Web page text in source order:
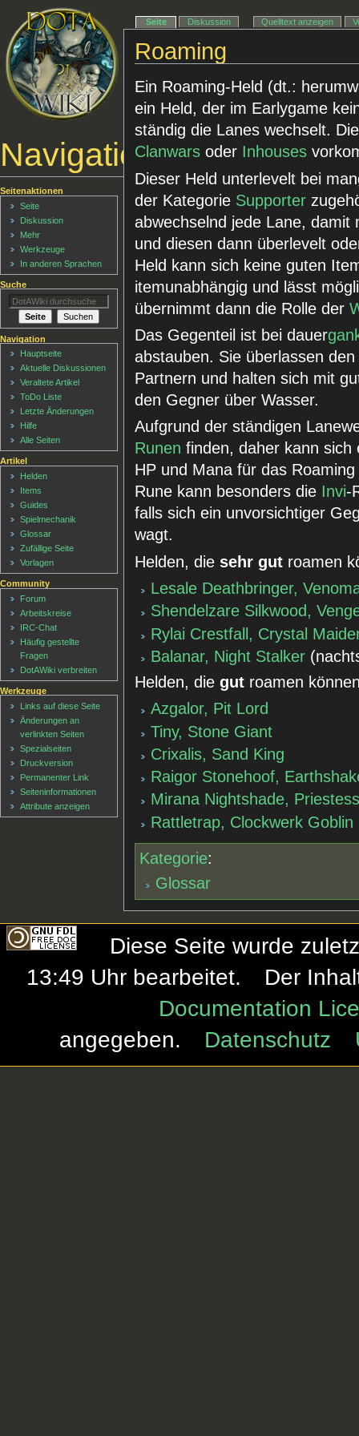
Roaming
Ein Roaming-Held (dt.:
ein Held, der im Earlygame
ständig die Lanes wechselt.
Clanwars oder Inhouses
Dieser Held unterlevelt bei
der Kategorie Supporter
abwechselnd jede Lane,
und diesen dann überlevelt
Held kann sich keine guten
itemunabhängig und lässt
übernimmt dann die Rolle der
Das Gegenteil ist bei dauer
abstauben. Sie überlassen
Partnern und halten sich mit
den Gegner über Wasser.
Aufgrund der ständigen
Runen finden, daher kann
HP und Mana für das
Rune kann besonders die Invi-
falls sich ein unvorsichtiger
wagt.
Helden, die sehr gut roamen
Lesale Deathbringer,
Shendelzare Silkwood,
Rylai Crestfall, Crystal
Balanar, Night Stalker
Helden, diegut roamen
Azgalor, Pit Lord
Tiny, Stone Giant
Crixalis, Sand King
Raigor Stonehoof,
Mirana Nightshade,
Rattletrap, Clockwerk Goblin
Kategorie:
Glossar
Navigationsmenü
Seite Diskussion Quelltext anzeigen
Seitenaktionen
Seite
Diskussion
Mehr
Werkzeuge
In anderen Sprachen
Suche
Navigation
Hauptseite
Aktuelle Diskussionen
Veraltete Artikel
ToDo Liste
Letzte Änderungen
Hilfe
Alle Seiten
Artikel
Helden
Items
Guides
Spielmechanik
Glossar
Zufällige Seite
Vorlagen
Community
Forum
Arbeitskreise
IRC-Chat
Häufig gestellte
Fragen
DotAWiki verbreiten
Werkzeuge
Links auf diese Seite
Änderungen an
verlinkten Seiten
Spezialseiten
Druckversion
Permanenter Link
Seiten­informationen
Attribute anzeigen
Diese Seite wurde
13:49 Uhr bearbeitet.
Der
Documentation
angegeben.
Datenschutz